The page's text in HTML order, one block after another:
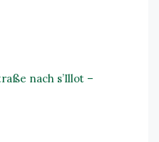
nach s’Illot –